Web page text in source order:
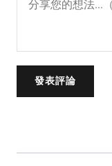
發表評論